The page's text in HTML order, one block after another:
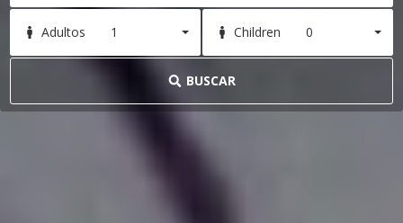
Adultos 1 Children 0
BUSCAR